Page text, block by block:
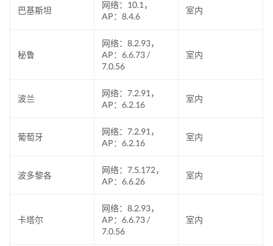
巴基斯坦
网络：10.1，
AP：8.4.6
室内
秘鲁
网络：8.2.93，
AP：6.6.73 /
7.0.56
室内
波兰
网络：7.2.91，
AP：6.2.16
室内
葡萄牙
网络：7.2.91，
AP：6.2.16
室内
波多黎各
网络：7.5.172，
AP：6.6.26
室内
卡塔尔
网络：8.2.93，
AP：6.6.73 /
7.0.56
室内